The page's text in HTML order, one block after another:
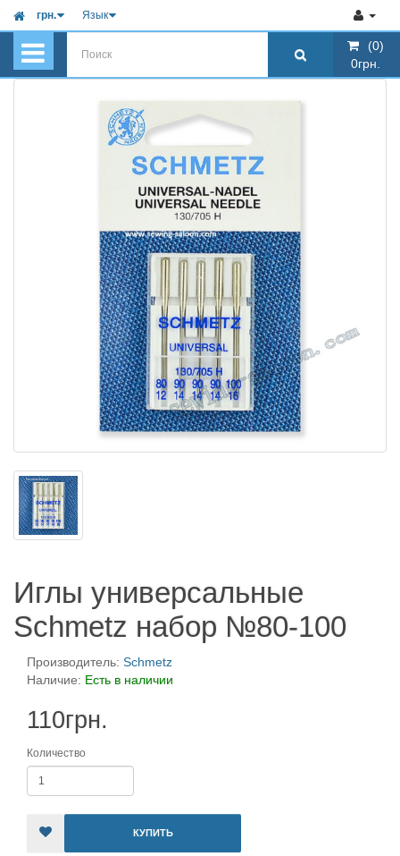
грн. Язык
(0)
0грн.
Иглы универсальные
Schmetz набор №80-100
Производитель: Schmetz
Наличие: Есть в наличии
110грн.
Количество
КУПИТЬ